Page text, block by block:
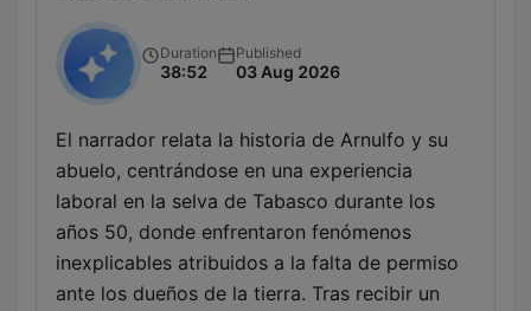
Duration
38:52
Published
03 Aug 2026
El narrador relata la historia de Arnulfo y su
abuelo, centrándose en una experiencia
laboral en la selva de Tabasco durante los
años 50, donde enfrentaron fenómenos
inexplicables atribuidos a la falta de permiso
ante los dueños de la tierra. Tras recibir un